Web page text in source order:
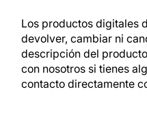
Los productos digitales
devolver, cambiar ni
descripción del
con nosotros si tienes
contacto directamente